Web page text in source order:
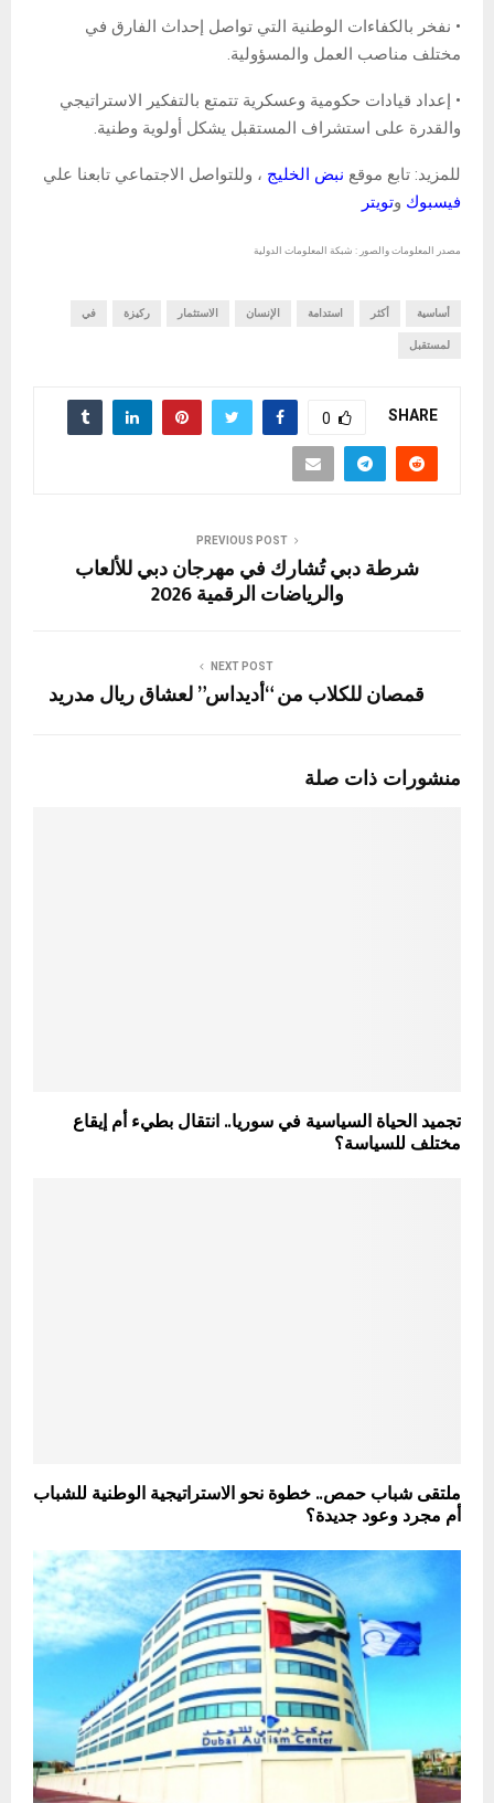
• نفخر بالكفاءات الوطنية التي تواصل إحداث الفارق في
مختلف مناصب العمل والمسؤولية.
• إعداد قيادات حكومية وعسكرية تتمتع بالتفكير الاستراتيجي
والقدرة على استشراف المستقبل يشكل أولوية وطنية.
للمزيد: تابع موقع نبض الخليج ، وللتواصل الاجتماعي تابعنا علي
فيسبوك وتويتر
مصدر المعلومات والصور : شبكة المعلومات الدولية
أساسية أكثر استدامة الإنسان الاستثمار ركيزة في
لمستقبل
SHARE
0
PREVIOUS POST
شرطة دبي تُشارك في مهرجان دبي للألعاب
والرياضات الرقمية 2026
NEXT POST
قمصان للكلاب من “أديداس” لعشاق ريال مدريد
منشورات ذات صلة
تجميد الحياة السياسية في سوريا.. انتقال بطيء أم إيقاع
مختلف للسياسة؟
ملتقى شباب حمص.. خطوة نحو الاستراتيجية الوطنية للشباب
أم مجرد وعود جديدة؟